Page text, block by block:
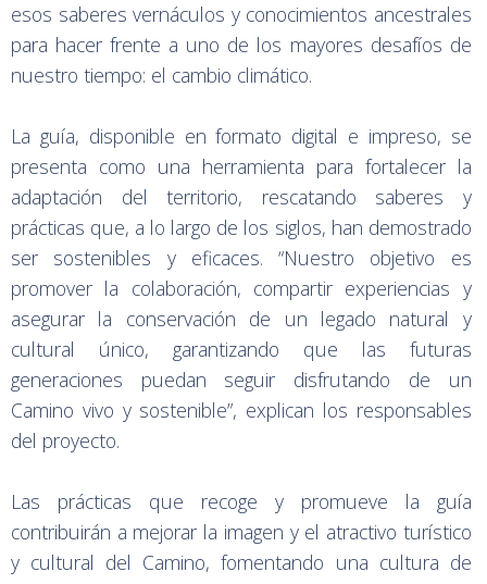
esos saberes vernáculos y conocimientos ancestrales
para hacer frente a uno de los mayores desafíos de
nuestro tiempo: el cambio climático.
La guía, disponible en formato digital e impreso, se
presenta como una herramienta para fortalecer la
adaptación del territorio, rescatando saberes y
prácticas que, a lo largo de los siglos, han demostrado
ser sostenibles y eficaces. “Nuestro objetivo es
promover la colaboración, compartir experiencias y
asegurar la conservación de un legado natural y
cultural único, garantizando que las futuras
generaciones puedan seguir disfrutando de un
Camino vivo y sostenible”, explican los responsables
del proyecto.
Las prácticas que recoge y promueve la guía
contribuirán a mejorar la imagen y el atractivo turístico
y cultural del Camino, fomentando una cultura de